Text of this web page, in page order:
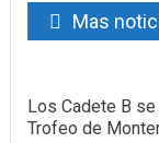
Mas
Los Cadete B
Trofeo de